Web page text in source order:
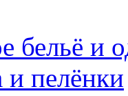
бельё и
и пелёнки